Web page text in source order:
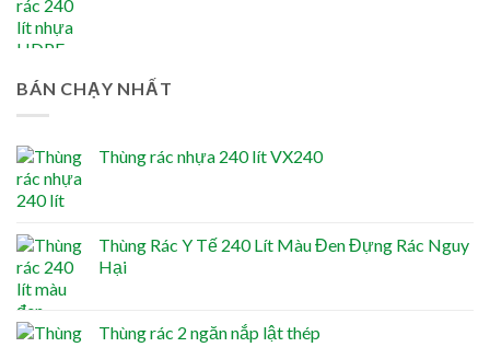
BÁN CHẠY NHẤT
Thùng rác nhựa 240 lít VX240
Thùng Rác Y Tế 240 Lít Màu Đen Đựng Rác Nguy
Hại
Thùng rác 2 ngăn nắp lật thép